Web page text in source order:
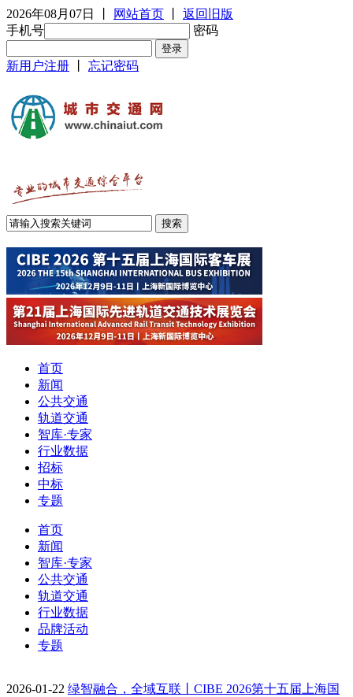
2026年08月07日 网站首页
返回旧版
手机号
密码
新用户注册 忘记密码
首页
新闻
公共交通
轨道交通
智库·专家
行业数据
招标
中标
专题
首页
新闻
智库·专家
公共交通
轨道交通
行业数据
品牌活动
专题
2026-01-22 绿智融合，全域互联丨CIBE 2026第十五届上海国